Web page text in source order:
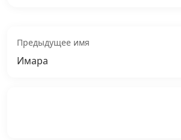
Предыдущее имя
Имара